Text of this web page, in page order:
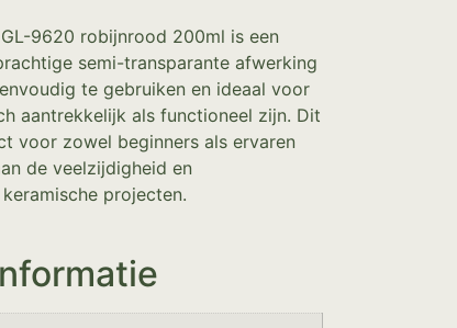
9620 robijnrood 200ml is een
semi-transparante afwerking
te gebruiken en ideaal voor
aantrekkelijk als functioneel zijn. Dit
voor zowel beginners als ervaren
de veelzijdigheid en
projecten.